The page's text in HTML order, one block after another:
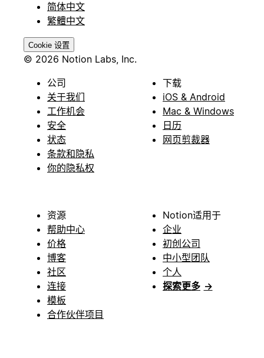
简体中文
繁體中文
Cookie 设置
© 2026 Notion Labs, Inc.
公司
关于我们
工作机会
安全
状态
条款和隐私
你的隐私权
下载
iOS & Android
Mac & Windows
日历
网页剪裁器
资源
帮助中心
价格
博客
社区
连接
模板
合作伙伴项目
Notion适用于
企业
初创公司
中小型团队
个人
探索更多 →